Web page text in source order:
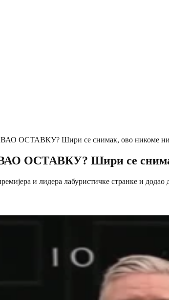
ОСТАВКУ? Шири се снимак, ово никоме
Шири се
и лидера лабуристичке странке и